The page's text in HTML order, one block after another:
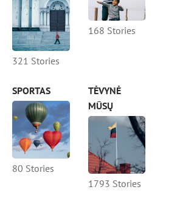
321 Stories
168 Stories
SPORTAS
80 Stories
TĖVYNĖ
MŪSŲ
1793 Stories